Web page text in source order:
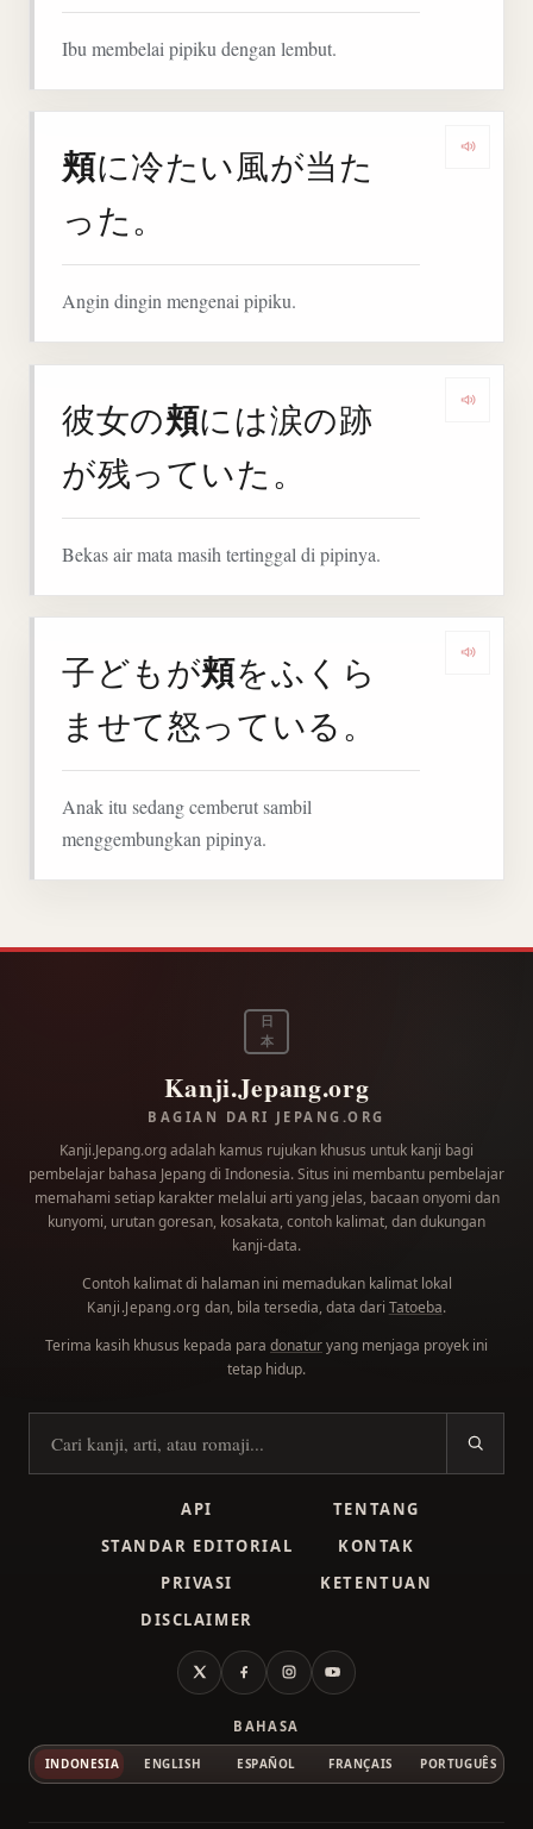
Ibu membelai pipiku dengan lembut.
頬に冷たい風が当た
った。
Angin dingin mengenai pipiku.
彼女の頬には涙の跡
が残っていた。
Bekas air mata masih tertinggal di pipinya.
子どもが頬をふくら
ませて怒っている。
Anak itu sedang cemberut sambil
menggembungkan pipinya.
日
本
Kanji.Jepang.org
BAGIAN DARI JEPANG.ORG
Kanji.Jepang.org adalah kamus rujukan khusus untuk kanji bagi
pembelajar bahasa Jepang di Indonesia. Situs ini membantu pembelajar
memahami setiap karakter melalui arti yang jelas, bacaan onyomi dan
kunyomi, urutan goresan, kosakata, contoh kalimat, dan dukungan
kanji-data.
Contoh kalimat di halaman ini memadukan kalimat lokal
Kanji.Jepang.org dan, bila tersedia, data dari Tatoeba.
Terima kasih khusus kepada para donaturyang menjaga proyek ini
tetap hidup.
Cari kanji
API
TENTANG
STANDAR EDITORIAL
KONTAK
PRIVASI
KETENTUAN
DISCLAIMER
X FacebookInstagramYouTube
BAHASA
INDONESIA ENGLISH ESPAÑOL FRANÇAIS PORTUGUÊS